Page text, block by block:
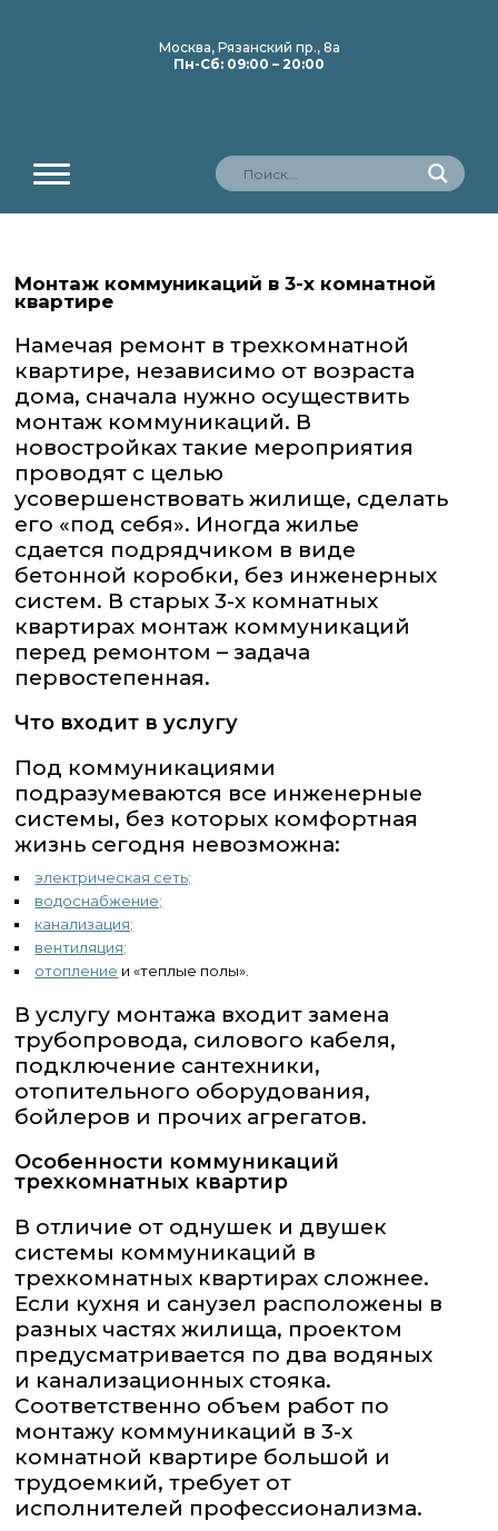
Москва, Рязанский пр., 8а
Пн-Сб: 09:00 – 20:00
Монтаж коммуникаций в 3-х комнатной
квартире
Намечая ремонт в трехкомнатной
квартире, независимо от возраста
дома, сначала нужно осуществить
монтаж коммуникаций. В
новостройках такие мероприятия
проводят с целью
усовершенствовать жилище, сделать
его «под себя». Иногда жилье
сдается подрядчиком в виде
бетонной коробки, без инженерных
систем. В старых 3-х комнатных
квартирах монтаж коммуникаций
перед ремонтом – задача
первостепенная.
Что входит в услугу
Под коммуникациями
подразумеваются все инженерные
системы, без которых комфортная
жизнь сегодня невозможна:
электрическая сеть;
водоснабжение;
канализация;
вентиляция;
отопление и «теплые полы».
В услугу монтажа входит замена
трубопровода, силового кабеля,
подключение сантехники,
отопительного оборудования,
бойлеров и прочих агрегатов.
Особенности коммуникаций
трехкомнатных квартир
В отличие от однушек и двушек
системы коммуникаций в
трехкомнатных квартирах сложнее.
Если кухня и санузел расположены в
разных частях жилища, проектом
предусматривается по два водяных
и канализационных стояка.
Соответственно объем работ по
монтажу коммуникаций в 3-х
комнатной квартире большой и
трудоемкий, требует от
исполнителей профессионализма.